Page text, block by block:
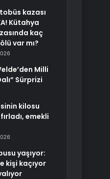
kazası
Kütahya
kaç
var mı?
Milli
Sürprizi
kilosu
emekli
yaşıyor:
kişi kaçıyor